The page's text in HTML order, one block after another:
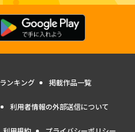
ランキング 掲載作品一覧
利用者情報の外部送信について